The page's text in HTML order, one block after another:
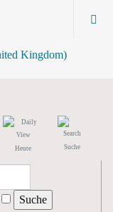
Heute Suche